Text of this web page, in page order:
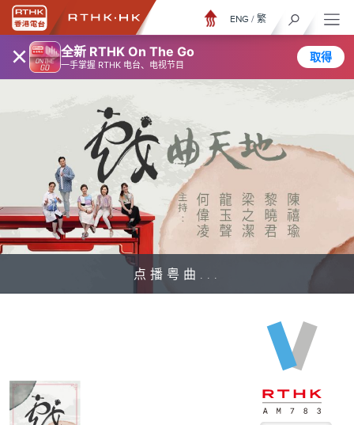
× 全新 RTHK On The Go
一手掌握 RTHK 电台、电视节目
取得
ENG / 繁
点播粤曲...